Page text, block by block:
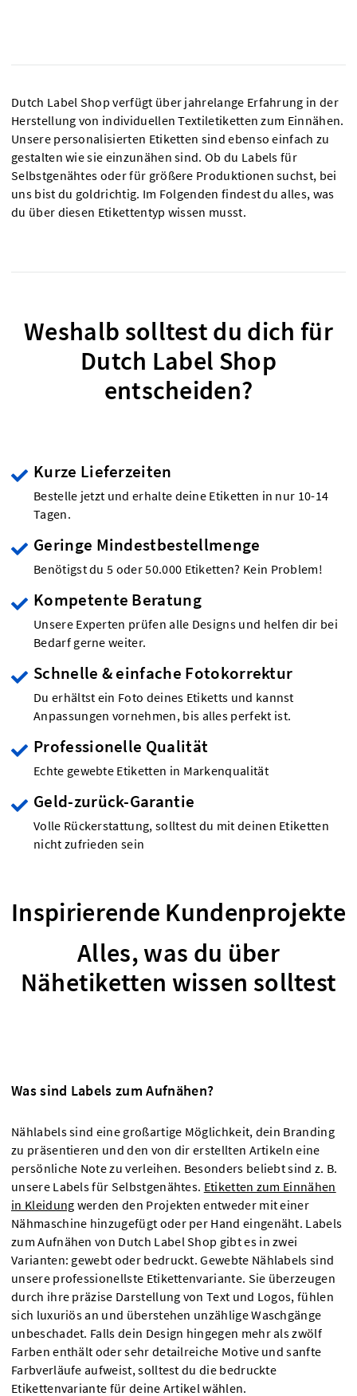
Dutch Label Shop verfügt über jahrelange Erfahrung in der
Herstellung von individuellen Textiletiketten zum Einnähen.
Unsere personalisierten Etiketten sind ebenso einfach zu
gestalten wie sie einzunähen sind. Ob du Labels für
Selbstgenähtes oder für größere Produktionen suchst, bei
uns bist du goldrichtig. Im Folgenden findest du alles, was
du über diesen Etikettentyp wissen musst.
Weshalb solltest du dich für
Dutch Label Shop
entscheiden?
Kurze Lieferzeiten
Bestelle jetzt und erhalte deine Etiketten in nur 10-14
Tagen.
Geringe Mindestbestellmenge
Benötigst du 5 oder 50.000 Etiketten? Kein Problem!
Kompetente Beratung
Unsere Experten prüfen alle Designs und helfen dir bei
Bedarf gerne weiter.
Schnelle & einfache Fotokorrektur
Du erhältst ein Foto deines Etiketts und kannst
Anpassungen vornehmen, bis alles perfekt ist.
Professionelle Qualität
Echte gewebte Etiketten in Markenqualität
Geld-zurück-Garantie
Volle Rückerstattung, solltest du mit deinen Etiketten
nicht zufrieden sein
Inspirierende Kundenprojekte
Alles, was du über
Nähetiketten wissen solltest
Was sind Labels zum Aufnähen?
Nählabels sind eine großartige Möglichkeit, dein Branding
zu präsentieren und den von dir erstellten Artikeln eine
persönliche Note zu verleihen. Besonders beliebt sind z. B.
unsere Labels für Selbstgenähtes. Etiketten zum Einnähen
in Kleidung werden den Projekten entweder mit einer
Nähmaschine hinzugefügt oder per Hand eingenäht. Labels
zum Aufnähen von Dutch Label Shop gibt es in zwei
Varianten: gewebt oder bedruckt. Gewebte Nählabels sind
unsere professionellste Etikettenvariante. Sie überzeugen
durch ihre präzise Darstellung von Text und Logos, fühlen
sich luxuriös an und überstehen unzählige Waschgänge
unbeschadet. Falls dein Design hingegen mehr als zwölf
Farben enthält oder sehr detailreiche Motive und sanfte
Farbverläufe aufweist, solltest du die bedruckte
Etikettenvariante für deine Artikel wählen.